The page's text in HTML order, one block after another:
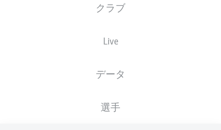
クラブ
Live
データ
選手